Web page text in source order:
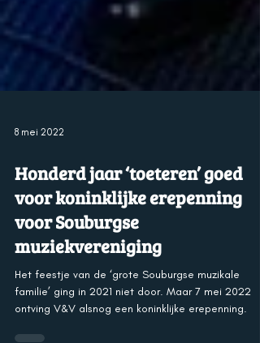
8 mei 2022
Honderd jaar ‘toeteren’ goed
voor koninklijke erepenning
voor Souburgse
muziekvereniging